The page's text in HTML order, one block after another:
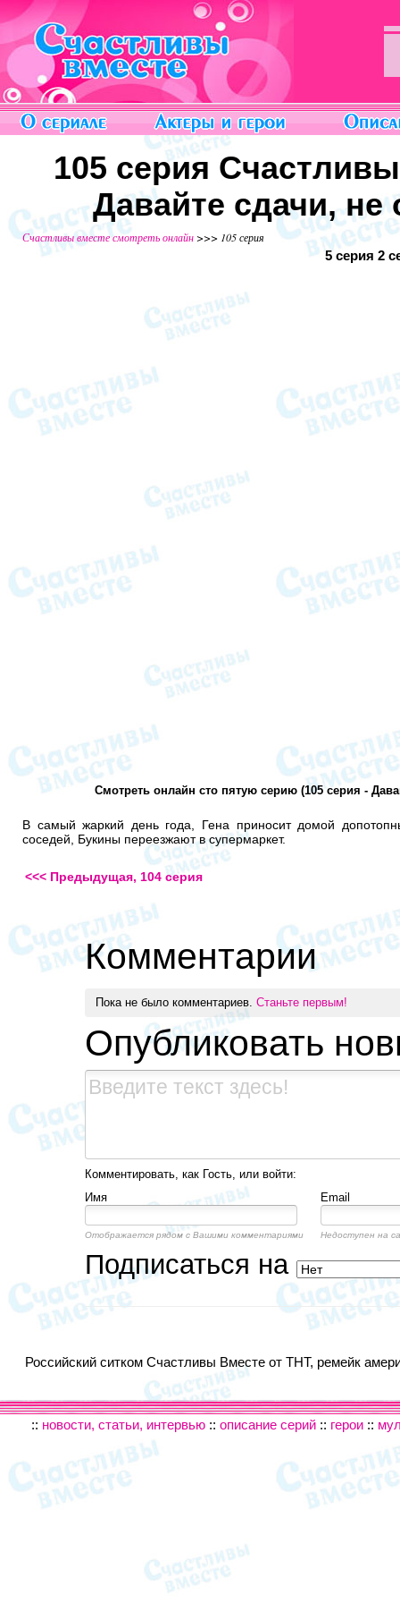
105 серия
Давайте сдачи, не
Счастливы вместе смотреть онлайн>>> 105 серия
5 серия 2
Смотреть онлайн сто пятую серию (105 серия -
В самый жаркий день года, Гена приносит домой
соседей, Букины переезжают в супермаркет.
<<< Предыдущая, 104 серия
Комментарии
Пока не было комментариев. Станьте первым!
Опубликовать
Комментировать, как Гость, или войти:
Имя
Email
Отображается рядом с Вашими комментариями Недоступен на
Подписаться на
Российский ситком Счастливы Вместе от ТНТ, ремейк
:: новости, статьи, интервью :: описание серий :: герои ::